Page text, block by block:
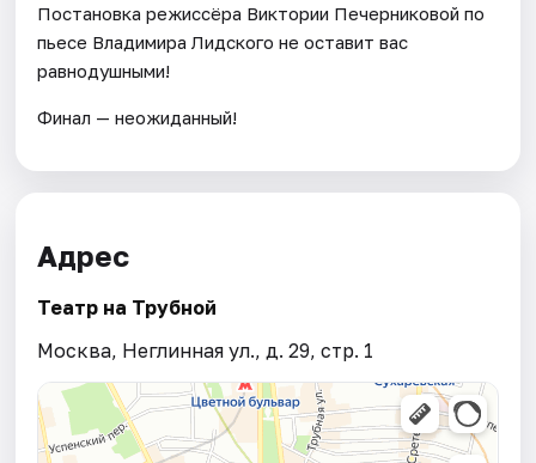
Постановка режиссёра Виктории Печерниковой по
пьесе Владимира Лидского не оставит вас
равнодушными!
Финал — неожиданный!
Адрес
Театр на Трубной
Москва, Неглинная ул., д. 29, стр. 1